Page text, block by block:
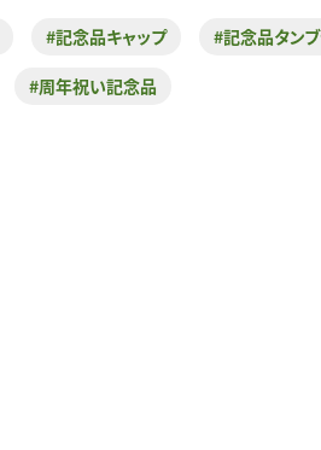
#記念品キャップ #記念品タン
#周年祝い記念品